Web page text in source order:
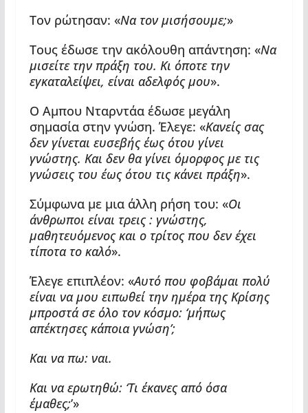
Τον ρώτησαν: «Να τον μισήσουμε;»
Τους έδωσε την ακόλουθη απάντηση: «Να
μισείτε την πράξη του. Κι όποτε την
εγκαταλείψει, είναι αδελφός μου».
Ο Αμπου Νταρντάα έδωσε μεγάλη
σημασία στην γνώση. Έλεγε: «Κανείς σας
δεν γίνεται ευσεβής έως ότου γίνει
γνώστης. Και δεν θα γίνει όμορφος με τις
γνώσεις του έως ότου τις κάνει πράξη».
Σύμφωνα με μια άλλη ρήση του: «Οι
άνθρωποι είναι τρεις : γνώστης,
μαθητευόμενος και ο τρίτος που δεν έχει
τίποτα το καλό».
Έλεγε επιπλέον: «Αυτό που φοβάμαι πολύ
είναι να μου ειπωθεί την ημέρα της Κρίσης
μπροστά σε όλο τον κόσμο: ‘μήπως
απέκτησες κάποια γνώση’;
Και να πω: ναι.
Και να ερωτηθώ: ‘Τι έκανες από όσα
έμαθες;’»